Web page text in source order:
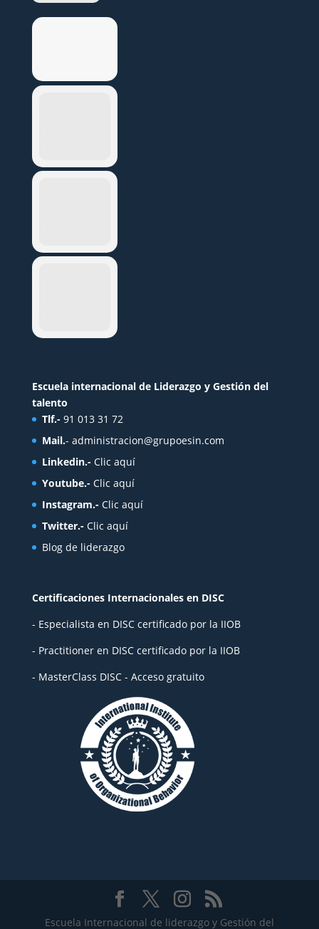
Escuela internacional de Liderazgo y Gestión del
talento
Tlf.- 91 013 31 72
Mail.- administracion@grupoesin.com
Linkedin.- Clic aquí
Youtube.- Clic aquí
Instagram.- Clic aquí
Twitter.- Clic aquí
Blog de liderazgo
Certificaciones Internacionales en DISC
- Especialista en DISC certificado por la IIOB
- Practitioner en DISC certificado por la IIOB
- MasterClass DISC - Acceso gratuito
Escuela Internacional de liderazgo y Gestión del